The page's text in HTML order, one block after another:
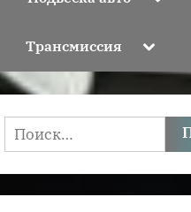
Трансмиссия Toggle
menu
Найти: